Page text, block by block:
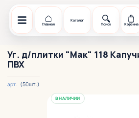
Главная
Каталог
Поиск
Корзина
Уг. д/плитки "Мак" 118
ПВХ
арт. (50шт.)
В НАЛИЧИИ